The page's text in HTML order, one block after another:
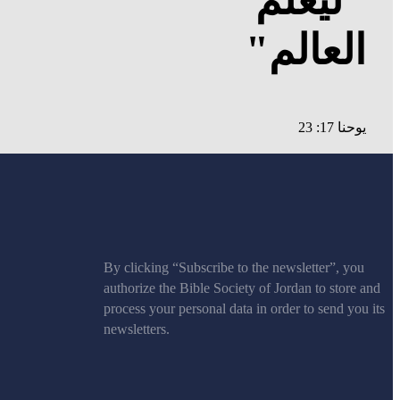
العالم"
يوحنا 17: 23
By clicking “Subscribe to the newsletter”, you
authorize the Bible Society of Jordan to store and
process your personal data in order to send you its
newsletters.